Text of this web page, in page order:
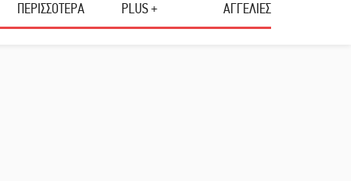
ΠΕΡΙΣΣΟΤΕΡΑ PLUS + ΑΓΓΕΛΙΕΣ